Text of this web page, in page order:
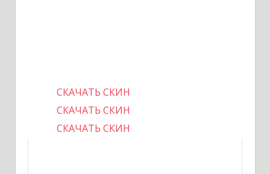
СКАЧАТЬ СКИН
СКАЧАТЬ СКИН
СКАЧАТЬ СКИН